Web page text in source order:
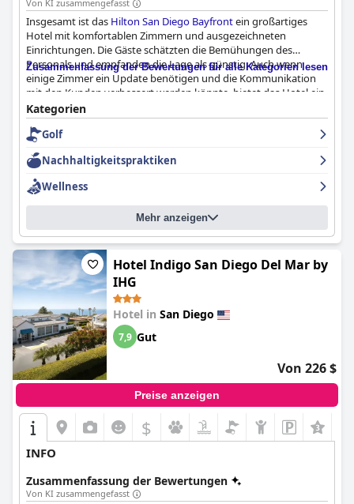
Von KI zusammengefasst
Insgesamt ist das Hilton San Diego Bayfrontein großartiges
Hotel mit komfortablen Zimmern und ausgezeichneten
Einrichtungen. Die Gäste schätzten die Bemühungen des
Personals und empfanden die Lage als günstig. Auch wenn
einige Zimmer ein Update benötigen und die Kommunikation
mit den Kunden verbessert werden könnte, bietet das Hotel ein
ausgezeichnetes Preis-Leistungs-Verhältnis. Der Pool ist sehr
beliebt, obwohl die Buchungszeit begrenzt ist. Trotz einiger
kleinerer Probleme hatten die Gäste einen ausgezeichneten
Aufenthalt in diesem großartigen Hotel.
Zusammenfassung der Bewertungen für alle Kategorien lesen
Kategorien
Golf
Nachhaltigkeitspraktiken
Wellness
Mehr anzeigen
Hotel Indigo San Diego Del Mar by
IHG
Hotel in San Diego
7,9 Gut
Von 226 $
Preise anzeigen
$
INFO
Zusammenfassung der Bewertungen
Von KI zusammengefasst